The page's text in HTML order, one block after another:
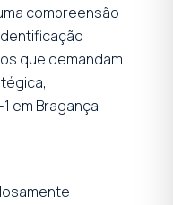
compreensão
que demandam
em Bragança